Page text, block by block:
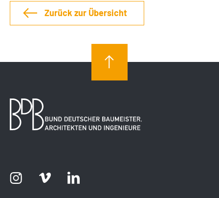
Zurück zur Übersicht